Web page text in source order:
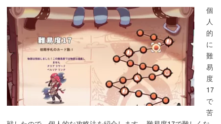
個
人
的
に
難
易
度
17
で
苦